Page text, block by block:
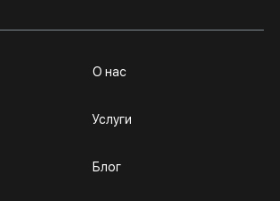
О нас
Услуги
Блог